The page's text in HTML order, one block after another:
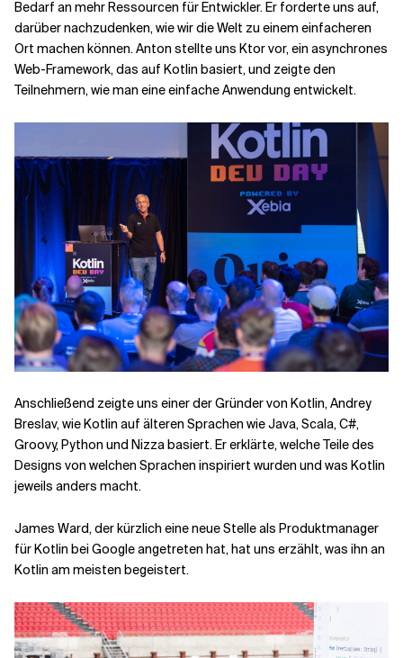
Bedarf an mehr Ressourcen für Entwickler. Er forderte uns auf,
darüber nachzudenken, wie wir die Welt zu einem einfacheren
Ort machen können. Anton stellte uns Ktor vor, ein asynchrones
Web-Framework, das auf Kotlin basiert, und zeigte den
Teilnehmern, wie man eine einfache Anwendung entwickelt.
Anschließend zeigte uns einer der Gründer von Kotlin, Andrey
Breslav, wie Kotlin auf älteren Sprachen wie Java, Scala, C#,
Groovy, Python und Nizza basiert. Er erklärte, welche Teile des
Designs von welchen Sprachen inspiriert wurden und was Kotlin
jeweils anders macht.
James Ward, der kürzlich eine neue Stelle als Produktmanager
für Kotlin bei Google angetreten hat, hat uns erzählt, was ihn an
Kotlin am meisten begeistert.